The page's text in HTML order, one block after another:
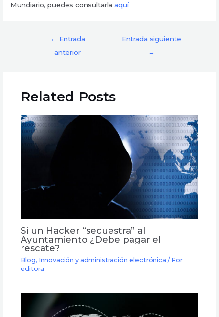
Mundiario, puedes consultarla aquí
← Entrada
anterior
Entrada siguiente
→
Related Posts
Si un Hacker “secuestra” al
Ayuntamiento ¿Debe pagar el
rescate?
Blog, Innovación y administración electrónica / Por
editora